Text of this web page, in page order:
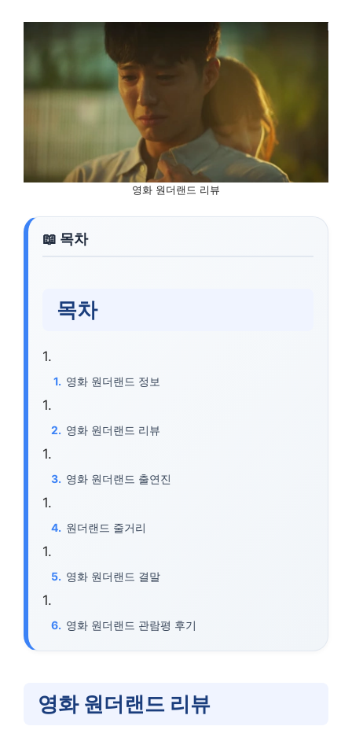
영화 원더랜드 리뷰
목차
영화 원더랜드 정보
영화 원더랜드 리뷰
영화 원더랜드 출연진
원더랜드 줄거리
영화 원더랜드 결말
영화 원더랜드 관람평 후기
영화 원더랜드 리뷰